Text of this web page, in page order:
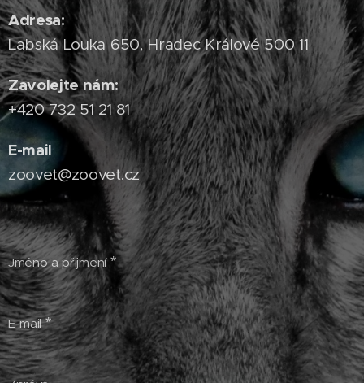
Adresa:
Labská Louka 650, Hradec Králové 500 11
Zavolejte nám:
+420 732 51 21 81
E-mail
zoovet@zoovet.cz
Jméno a příjmení
E-mail